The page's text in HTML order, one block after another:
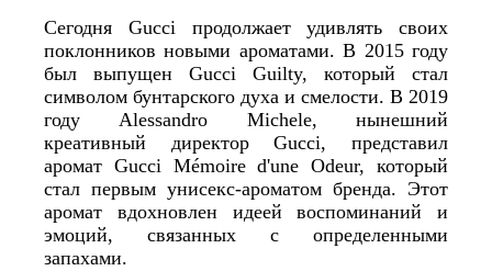
Сегодня Gucci продолжает удивлять своих
поклонников новыми ароматами. В 2015 году
был выпущен Gucci Guilty, который стал
символом бунтарского духа и смелости. В 2019
году Alessandro Michele, нынешний
креативный директор Gucci, представил
аромат Gucci Mémoire d'une Odeur, который
стал первым унисекс-ароматом бренда. Этот
аромат вдохновлен идеей воспоминаний и
эмоций, связанных с определенными
запахами.